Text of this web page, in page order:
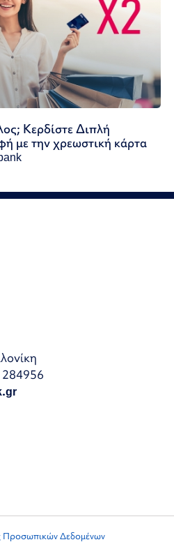
Κερδίστε Διπλή
με την χρεωστική κάρτα
Προσωπικών Δεδομένων